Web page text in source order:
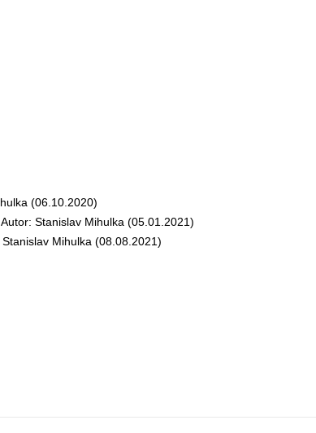
(06.10.2020)
Stanislav Mihulka (05.01.2021)
Mihulka (08.08.2021)